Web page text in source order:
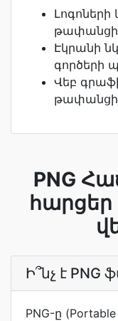
Էկրանի
գործերի
Վեբ
PNG
Ի՞նչ է PNG
PNG-ը